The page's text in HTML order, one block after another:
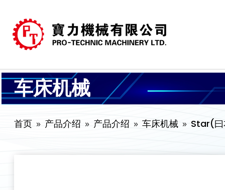
车床机械
首页 产品介绍 产品介绍 车床机械 Star(